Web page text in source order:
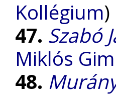
Kollégium)
47. Szabó
Miklós
48.